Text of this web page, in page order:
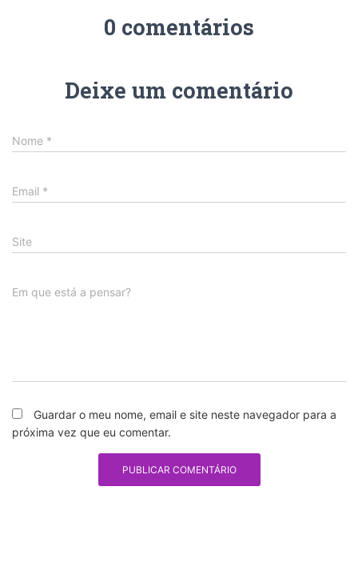
0 comentários
Deixe um comentário
Nome *
Email *
Site
Em que está a pensar?
Guardar o meu nome, email e site neste navegador para a
próxima vez que eu comentar.